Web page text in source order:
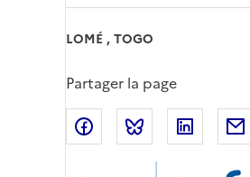
LOMÉ , TOGO
Partager la page
Partager sur Facebook
Partager sur